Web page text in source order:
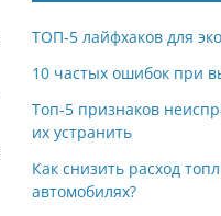
ТОП-5 лайфхаков для
10 частых ошибок при
Топ-5 признаков
их устранить
Как снизить расход
автомобилях?